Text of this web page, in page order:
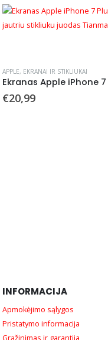
APPLE, EKRANAI IR STIKLIUKAI
€20,99
INFORMACIJA
Apmokėjimo sąlygos
Pristatymo informacija
Grąžinimas ir garantija